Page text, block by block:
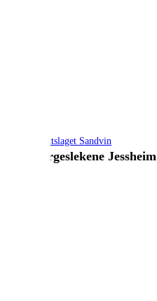
Idrettslaget Sandvin
Norgeslekene Jessheim